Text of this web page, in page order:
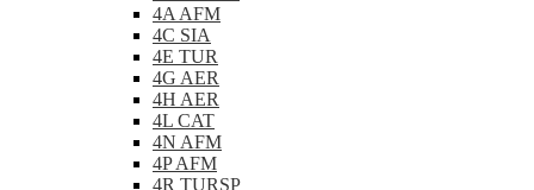
4A AFM
4C SIA
4E TUR
4G AER
4H AER
4L CAT
4N AFM
4P AFM
4R TURSP